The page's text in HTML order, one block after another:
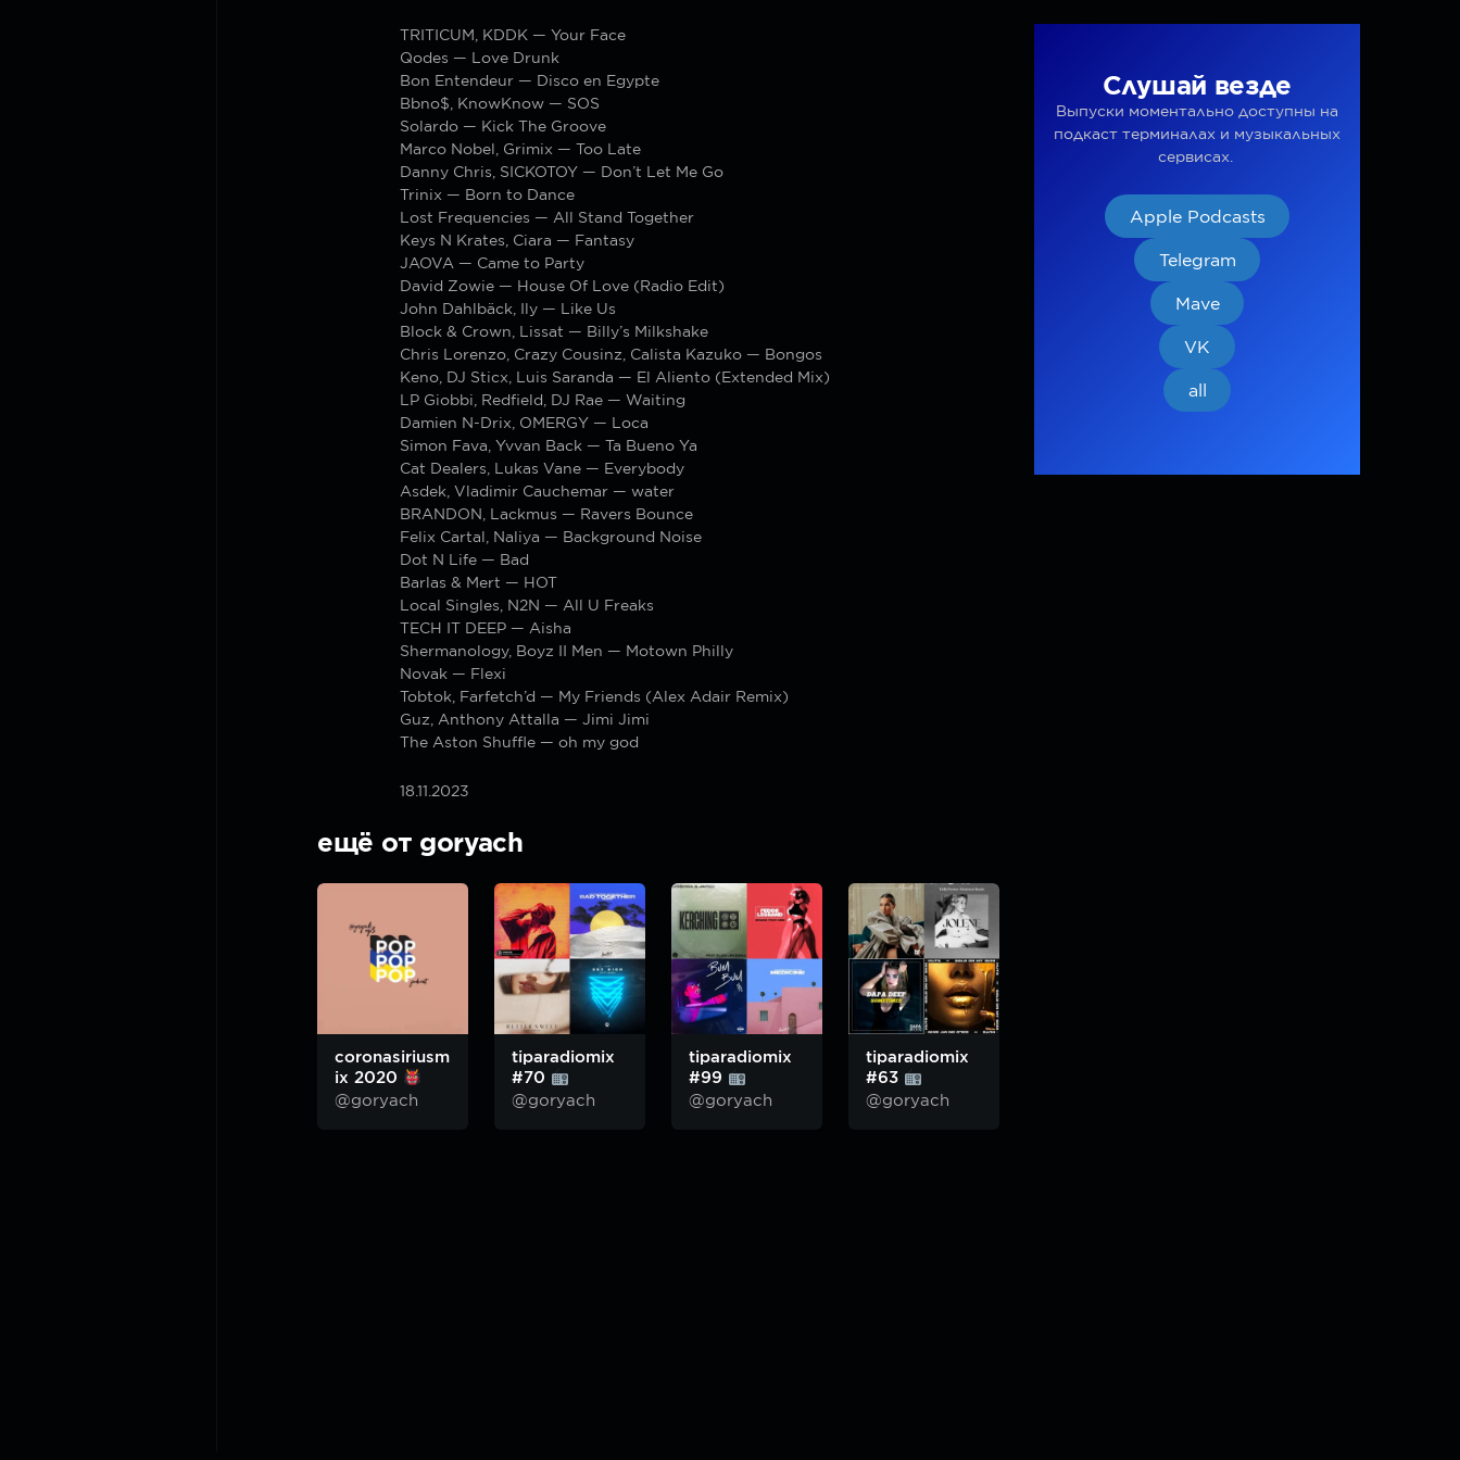
TRITICUM, KDDK — Your Face
Qodes — Love Drunk
Bon Entendeur — Disco en Egypte
Bbno$, KnowKnow — SOS
Solardo — Kick The Groove
Marco Nobel, Grimix — Too Late
Danny Chris, SICKOTOY — Don’t Let Me Go
Trinix — Born to Dance
Lost Frequencies — All Stand Together
Keys N Krates, Ciara — Fantasy
JAOVA — Came to Party
David Zowie — House Of Love (Radio Edit)
John Dahlbäck, Ily — Like Us
Block & Crown, Lissat — Billy’s Milkshake
Chris Lorenzo, Crazy Cousinz, Calista Kazuko — Bongos
Keno, DJ Sticx, Luis Saranda — El Aliento (Extended Mix)
LP Giobbi, Redfield, DJ Rae — Waiting
Damien N-Drix, OMERGY — Loca
Simon Fava, Yvvan Back — Ta Bueno Ya
Cat Dealers, Lukas Vane — Everybody
Asdek, Vladimir Cauchemar — water
BRANDON, Lackmus — Ravers Bounce
Felix Cartal, Naliya — Background Noise
Dot N Life — Bad
Barlas & Mert — HOT
Local Singles, N2N — All U Freaks
TECH IT DEEP — Aisha
Shermanology, Boyz II Men — Motown Philly
Novak — Flexi
Tobtok, Farfetch’d — My Friends (Alex Adair Remix)
Guz, Anthony Attalla — Jimi Jimi
The Aston Shuffle — oh my god
18.11.2023
ещё от goryach
coronasiriusm
ix 2020
@goryach
tiparadiomix
#70
@goryach
tiparadiomix
#99
@goryach
tiparadiomix
#63
@goryach
Слушай везде
Выпуски моментально доступны на
подкаст терминалах и музыкальных
сервисах.
Apple Podcasts
Telegram
Mave
VK
all